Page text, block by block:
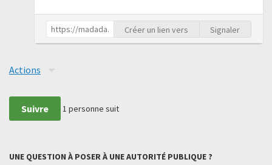
Créer un lien vers Signaler
Actions
Suivre 1 personne suit
UNE QUESTION À POSER À UNE AUTORITÉ PUBLIQUE ?